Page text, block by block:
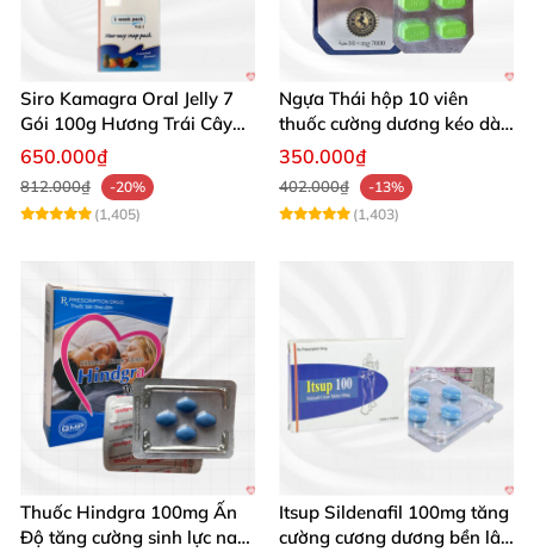
Siro Kamagra Oral Jelly 7
Gói 100g Hương Trái Cây
Tăng Cường Sinh Lý Nam
650.000₫
812.000₫
-20%
(1,405)
Ngựa Thái hộp 10 viên
thuốc cường dương kéo dài
cực mạnh
350.000₫
402.000₫
-13%
(1,403)
Thuốc Hindgra 100mg Ấn
Độ tăng cường sinh lực nam
Itsup Sildenafil 100mg tăng
cường cương dương bền lâu